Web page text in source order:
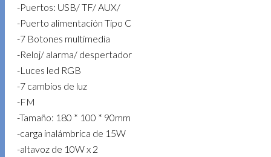
-Puertos: USB/ TF/ AUX/
-Puerto alimentación Tipo C
-7 Botones multimedia
-Reloj/ alarma/ despertador
-Luces led RGB
-7 cambios de luz
-FM
-Tamaño: 180 * 100 * 90mm
-carga inalámbrica de 15W
-altavoz de 10W x 2